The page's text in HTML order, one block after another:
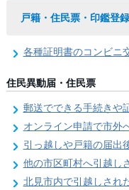
戸籍・住民票・印鑑登録
各種証明書のコンビニ
住民異動届・住民票
郵送でできる手続きや証明書
オンライン申請で市外へ
引っ越しや戸籍の届出
他の市区町村へ引越し
北見市内で引越しされ